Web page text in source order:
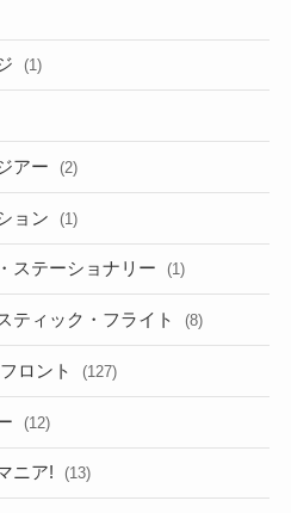
(1)
アー (2)
ョン (1)
ステーショナリー (1)
ティック・フライト (8)
ロント (127)
(12)
ニア! (13)